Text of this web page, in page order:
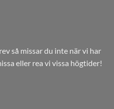
så missar du inte när vi har
eller rea vi vissa högtider!